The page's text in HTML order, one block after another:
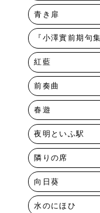
青き扉
『小澤實前期句
紅藍
前奏曲
春遊
夜明といふ駅
隣りの席
向日葵
水のにほひ